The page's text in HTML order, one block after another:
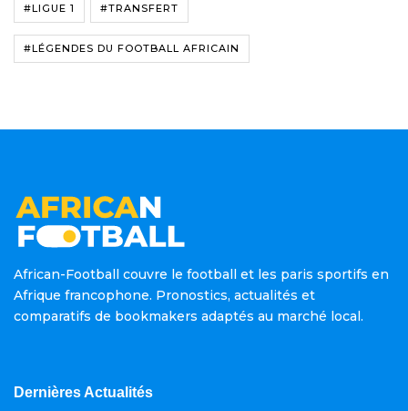
#LIGUE 1 #TRANSFERT
#LÉGENDES DU FOOTBALL AFRICAIN
African-Football couvre le football et les paris sportifs en
Afrique francophone. Pronostics, actualités et
comparatifs de bookmakers adaptés au marché local.
Dernières Actualités